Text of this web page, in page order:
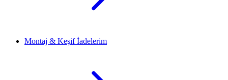
Montaj & Keşif İadelerim